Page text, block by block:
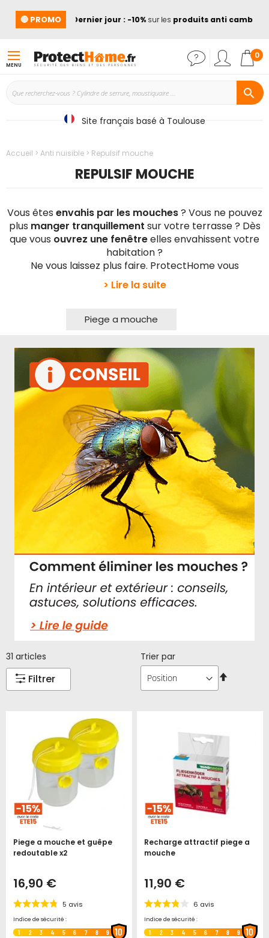
🔴 PROMO
➡️Dernier jour : -10%sur lesproduits anti
MENU
0
Site français basé à Toulouse
Accueil Anti nuisible Repulsif mouche
REPULSIF MOUCHE
Vous êtes envahis par les mouches? Vous ne pouvez
plus manger tranquillement sur votre terrasse ? Dès
que vous ouvrez une fenêtreelles envahissent votre
habitation ?
Ne vous laissez plus faire. ProtectHome vous
> Lire la suite
Piege a mouche
31 articles
Trier par
Filtrer
Piege a mouche et guêpe
redoutable x2
16,90 €
5 avis
Indice de sécurité :
1 2 3 4 5 6 7 8 9 10
Recharge attractif piege a
mouche
11,90 €
6 avis
Indice de sécurité :
1 2 3 4 5 6 7 8 9 10